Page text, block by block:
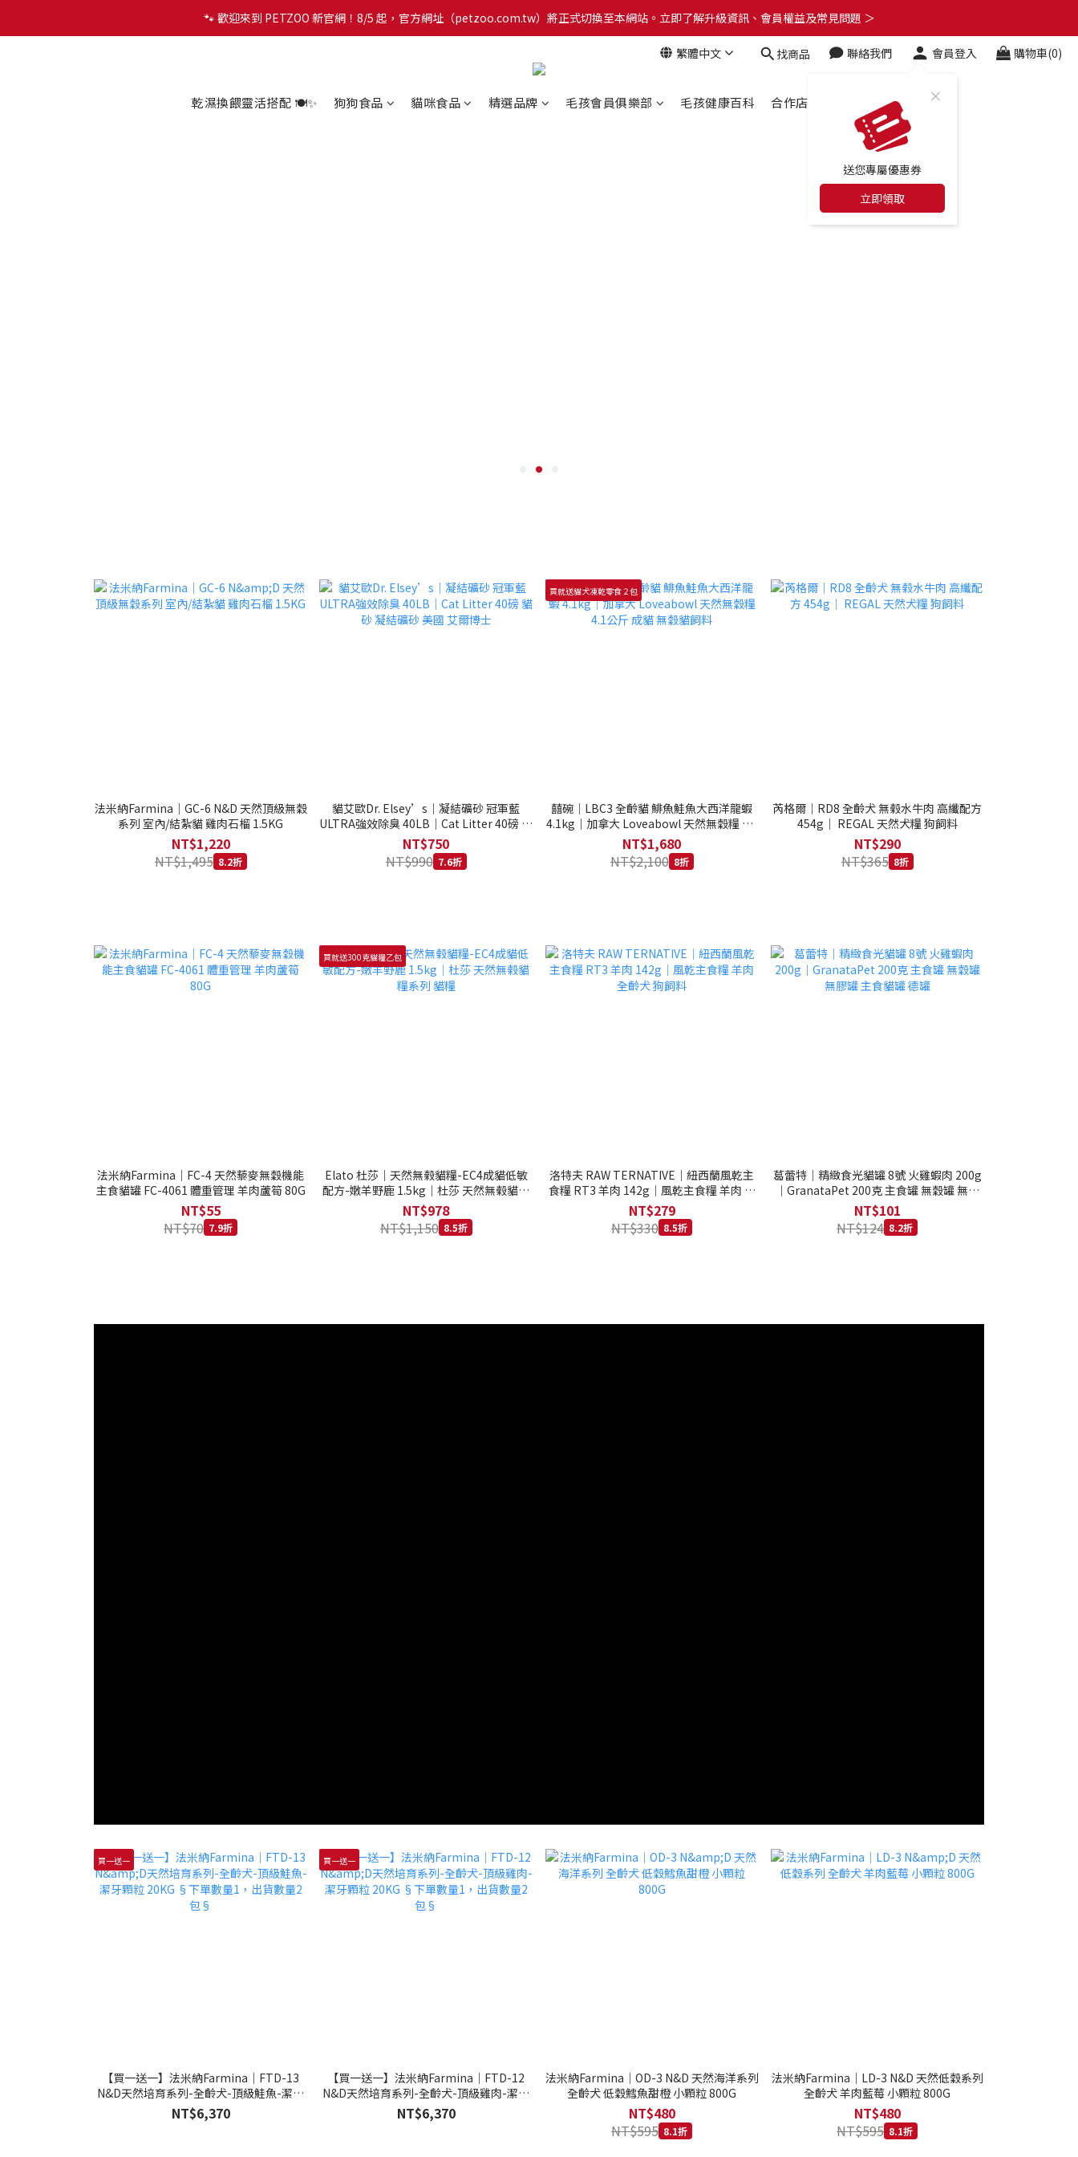
🐾 歡迎來到 PETZOO 新官網！8/5 起，官方網址（petzoo.com.tw）將正式切換至本網站。立即了解升級資訊、會員權益及常見問題 ＞
🐾 歡迎來到 PETZOO 新官網！8/5 起，官方網址（petzoo.com.tw）將正式切換至本網站。立即了解升級資訊、會員權益及常見問題 ＞
✨【新朋友見面禮】現在註冊即領 $100 購物金！全館滿 $1,500 享免運優惠 🎁
繁體中文 找商品 聯絡我們 會員登入
送您專屬優惠券
立即領取
購物車(0)
乾濕換餵靈活搭配 🍽️✨ 狗狗食品 貓咪食品 精選品牌 毛孩會員俱樂部 毛孩健康百科 合作店家 最新消息
法米納Farmina｜GC-6 N&D 天然頂級無穀
系列 室內/結紮貓 雞肉石榴 1.5KG
NT$1,220
NT$1,495 8.2折
貓艾歐Dr. Elsey’s｜凝結礦砂 冠軍藍
ULTRA強效除臭 40LB｜Cat Litter 40磅 貓
砂 凝結礦砂 美國 艾爾博士
NT$750
NT$990 7.6折
買就送貓犬凍乾零食２包
囍碗｜LBC3 全齡貓 鯡魚鮭魚大西洋龍蝦
4.1kg｜加拿大 Loveabowl 天然無穀糧 4.1
公斤 成貓 無穀貓飼料
NT$1,680
NT$2,100 8折
芮格爾｜RD8 全齡犬 無榖水牛肉 高纖配方
454g｜ REGAL 天然犬糧 狗飼料
NT$290
NT$365 8折
法米納Farmina｜FC-4 天然藜麥無穀機能
主食貓罐 FC-4061 體重管理 羊肉蘆筍 80G
NT$55
NT$70 7.9折
買就送300克貓糧乙包
Elato 杜莎｜天然無榖貓糧-EC4成貓低敏
配方-嫩羊野鹿 1.5kg｜杜莎 天然無榖貓糧
系列 貓糧
NT$978
NT$1,150 8.5折
洛特夫 RAW TERNATIVE｜紐西蘭風乾主
食糧 RT3 羊肉 142g｜風乾主食糧 羊肉 全
齡犬 狗飼料
NT$279
NT$330 8.5折
葛蕾特｜精緻食光貓罐 8號 火雞蝦肉 200g
｜GranataPet 200克 主食罐 無穀罐 無膠
罐 主食貓罐 德罐
NT$101
NT$124 8.2折
買一送一
【買一送一】法米納Farmina｜FTD-13
N&D天然培育系列-全齡犬-頂級鮭魚-潔牙
顆粒 20KG §下單數量1，出貨數量2包§
NT$6,370
買一送一
【買一送一】法米納Farmina｜FTD-12
N&D天然培育系列-全齡犬-頂級雞肉-潔牙
顆粒 20KG §下單數量1，出貨數量2包§
NT$6,370
法米納Farmina｜OD-3 N&D 天然海洋系列
全齡犬 低穀鱈魚甜橙 小顆粒 800G
NT$480
NT$595 8.1折
法米納Farmina｜LD-3 N&D 天然低穀系列
全齡犬 羊肉藍莓 小顆粒 800G
NT$480
NT$595 8.1折